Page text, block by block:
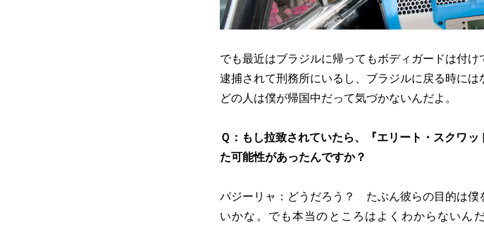
でも最近はブラジルに帰ってもボディガードは付
逮捕されて刑務所にいるし、ブラジルに戻る時に
どの人は僕が帰国中だって気づかないんだよ。
Ｑ：もし拉致されていたら、『エリート・スクワ
た可能性があったんですか？
パジーリャ：どうだろう？ たぶん彼らの目的は僕
いかな。でも本当のところはよくわからないん